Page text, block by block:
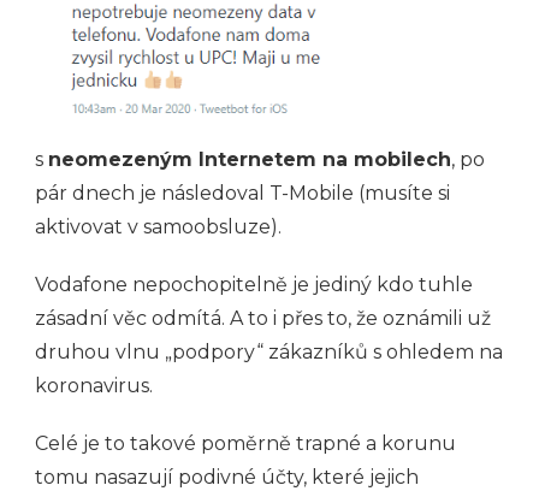
s neomezeným Internetem na mobilech, po
pár dnech je následoval T-Mobile (musíte si
aktivovat v samoobsluze).
Vodafone nepochopitelně je jediný kdo tuhle
zásadní věc odmítá. A to i přes to, že oznámili už
druhou vlnu „podpory“ zákazníků s ohledem na
koronavirus.
Celé je to takové poměrně trapné a korunu
tomu nasazují podivné účty, které jejich